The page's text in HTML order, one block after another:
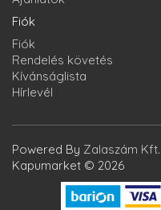
Fiók
Fiók
Rendelés követés
Kívánságlista
Hírlevél
Powered By Zalaszám Kft.
Kapumarket © 2026